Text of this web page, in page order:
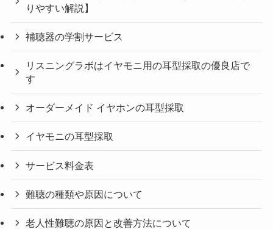
りやすい解説】
補聴器の学割サービス
リスニングラボはイヤモニ用の耳型採取の優良店で
す
オーダーメイド イヤホンの耳型採取
イヤモニの耳型採取
サービス料金表
難聴の種類や原因について
老人性難聴の原因と改善方法について